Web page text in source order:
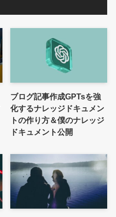
ブログ記事作成GPTsを強
化するナレッジドキュメン
トの作り方＆僕のナレッジ
ドキュメント公開